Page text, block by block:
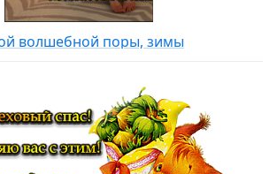
волшебной поры, зимы